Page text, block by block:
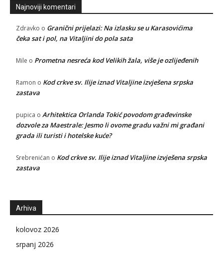
Najnoviji komentari
Zdravko o Granični prijelazi: Na izlasku se u Karasovićima
čeka sat i pol, na Vitaljini do pola sata
Mile o Prometna nesreća kod Velikih žala, više je ozlijeđenih
Ramon o Kod crkve sv. Ilije iznad Vitaljine izvješena srpska
zastava
pupica o Arhitektica Orlanda Tokić povodom građevinske
dozvole za Maestrale: Jesmo li ovome gradu važni mi građani
grada ili turisti i hotelske kuće?
Srebrenićan o Kod crkve sv. Ilije iznad Vitaljine izvješena srpska
zastava
Arhiva
kolovoz 2026
srpanj 2026